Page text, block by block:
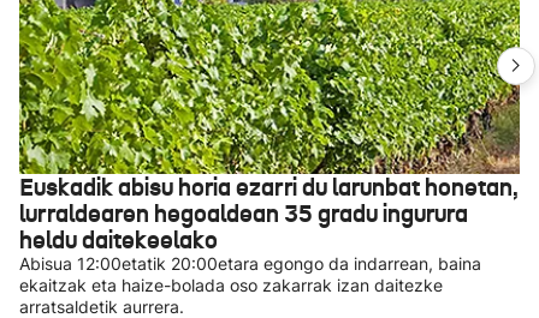
Euskadik abisu horia ezarri du larunbat honetan,
lurraldearen hegoaldean 35 gradu ingurura
heldu daitekeelako
Abisua 12:00etatik 20:00etara egongo da indarrean, baina
ekaitzak eta haize-bolada oso zakarrak izan daitezke
arratsaldetik aurrera.